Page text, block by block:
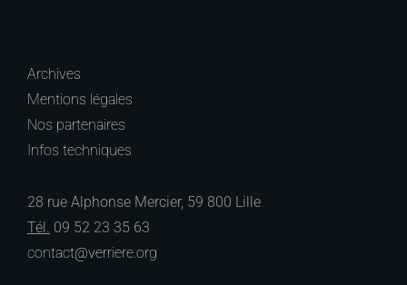
Archives
Mentions légales
Nos partenaires
Infos techniques
28 rue Alphonse Mercier, 59 800 Lille
Tél. 09 52 23 35 63
contact@verriere.org